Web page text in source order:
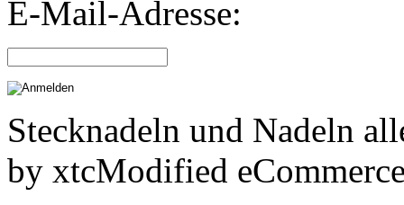
E-Mail-Adresse:
Stecknadeln und Nadeln
by xtcModified